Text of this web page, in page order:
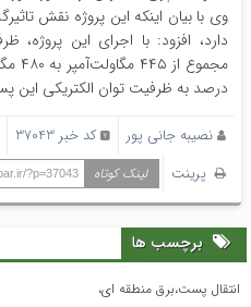
وی با بیان اینکه این پروژه نقش
دارد، افزود: با اجرای این
درصد به ظرفیت توان الکتریکی این
نصیبه جانی پور کد خبر 37043
پرینت
لینک کوتاه ?p=37043
برچسب ها
انتقال پست،برق منطقه ای،